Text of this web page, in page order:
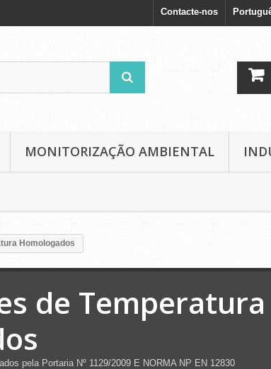
Contacte-nos
MONITORIZAÇÃO AMBIENTAL
Homologados
de Temperatura
pela Portaria Nº 1129/2009 E NORMA NP EN 12830